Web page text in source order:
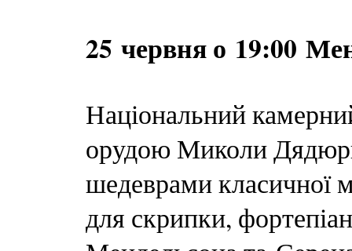
25 червня о 19:00
Національний
орудою Миколи
шедеврами
для скрипки,